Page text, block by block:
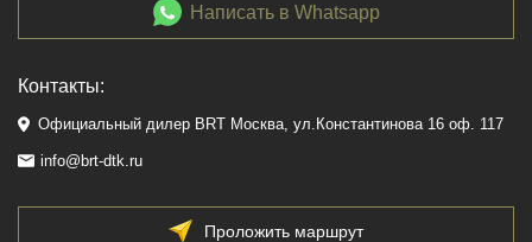
Написать в Whatsapp
Контакты:
Официальный дилер BRT Москва, ул.Константинова 16 оф. 117
info@brt-dtk.ru
Проложить маршрут